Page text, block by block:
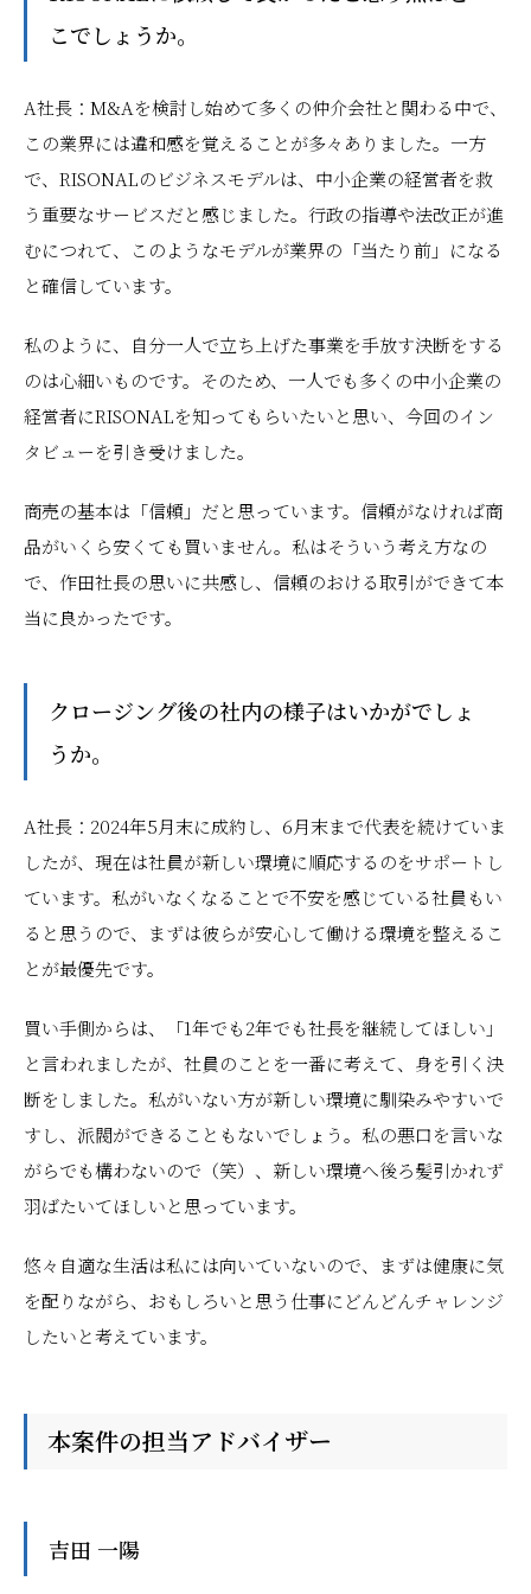
こでしょうか。
A社長：M&Aを検討し始めて多くの仲介会社と関わる中で、
この業界には違和感を覚えることが多々ありました。一方
で、RISONALのビジネスモデルは、中小企業の経営者を救
う重要なサービスだと感じました。行政の指導や法改正が進
むにつれて、このようなモデルが業界の「当たり前」になる
と確信しています。
私のように、自分一人で立ち上げた事業を手放す決断をする
のは心細いものです。そのため、一人でも多くの中小企業の
経営者にRISONALを知ってもらいたいと思い、今回のイン
タビューを引き受けました。
商売の基本は「信頼」だと思っています。信頼がなければ商
品がいくら安くても買いません。私はそういう考え方なの
で、作田社長の思いに共感し、信頼のおける取引ができて本
当に良かったです。
――クロージング後の社内の様子はいかがでしょ
うか。
A社長：2024年5月末に成約し、6月末まで代表を続けていま
したが、現在は社員が新しい環境に順応するのをサポートし
ています。私がいなくなることで不安を感じている社員もい
ると思うので、まずは彼らが安心して働ける環境を整えるこ
とが最優先です。
買い手側からは、「1年でも2年でも社長を継続してほしい」
と言われましたが、社員のことを一番に考えて、身を引く決
断をしました。私がいない方が新しい環境に馴染みやすいで
すし、派閥ができることもないでしょう。私の悪口を言いな
がらでも構わないので（笑）、新しい環境へ後ろ髪引かれず
羽ばたいてほしいと思っています。
悠々自適な生活は私には向いていないので、まずは健康に気
を配りながら、おもしろいと思う仕事にどんどんチャレンジ
したいと考えています。
本案件の担当アドバイザー
吉田 一陽